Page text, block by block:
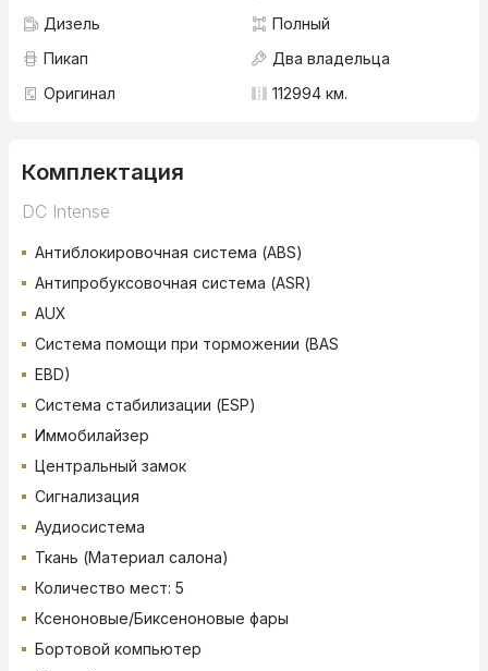
Дизель
Полный
Пикап
Два владельца
Оригинал
112994 км.
Комплектация
DC Intense
Антиблокировочная система (ABS)
Антипробуксовочная система (ASR)
AUX
Система помощи при торможении (BAS
EBD)
Система стабилизации (ESP)
Иммобилайзер
Центральный замок
Сигнализация
Аудиосистема
Ткань (Материал салона)
Количество мест: 5
Ксеноновые/Биксеноновые фары
Бортовой компьютер